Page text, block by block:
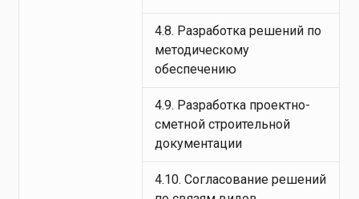
4.8. Разработка решений по
методическому
обеспечению
4.9. Разработка проектно-
сметной строительной
документации
4.10. Согласование решений